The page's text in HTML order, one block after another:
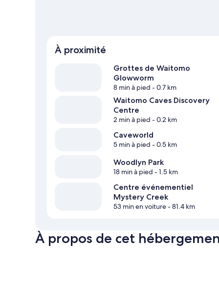
À proximité
Grottes de Waitomo
Glowworm
8 min à pied - 0.7 km
Waitomo Caves Discovery
Centre
2 min à pied - 0.2 km
Caveworld
5 min à pied - 0.5 km
Woodlyn Park
18 min à pied - 1.5 km
Centre événementiel
Mystery Creek
53 min en voiture- 81.4 km
À propos de cet